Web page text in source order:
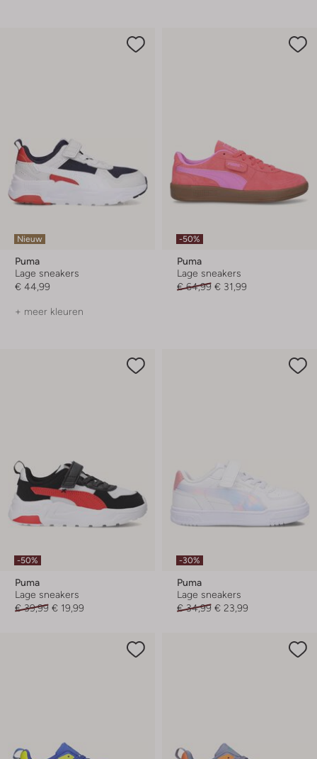
Nieuw
Puma
Lage sneakers
€ 44,99
+ meer kleuren
-50%
Puma
Lage sneakers
€ 64,99 € 31,99
-50%
Puma
Lage sneakers
€ 39,99 € 19,99
-30%
Puma
Lage sneakers
€ 34,99 € 23,99